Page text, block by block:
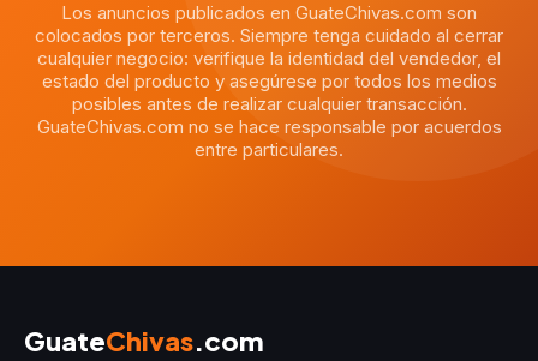
Los anuncios publicados en GuateChivas.com son
colocados por terceros. Siempre tenga cuidado al cerrar
cualquier negocio: verifique la identidad del vendedor, el
estado del producto y asegúrese por todos los medios
posibles antes de realizar cualquier transacción.
GuateChivas.com no se hace responsable por acuerdos
entre particulares.
GuateChivas.com